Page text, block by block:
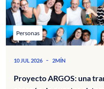
Personas
10 JUL 2026 - 2MÍN
Proyecto ARGOS: una